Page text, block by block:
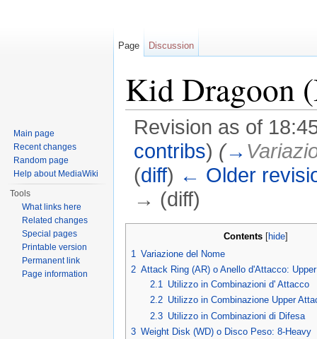
Kid Dragoon
Revision as of
contribs) (→
(diff) ← Older
→ (diff)
Contents[hide]
1 Variazione del Nome
2 Attack Ring (AR) o Anello d'Attacco:
2.1
Utilizzo in Combinazioni d' Attacco
2.2 Utilizzo in Combinazione Upper
2.3 Utilizzo in Combinazioni di Difesa
3 Weight Disk (WD) o Disco Peso: 8-Heavy
Page Discussion
Main page
Recent changes
Random page
Help about MediaWiki
Tools
What links here
Related changes
Special pages
Printable version
Permanent link
Page information